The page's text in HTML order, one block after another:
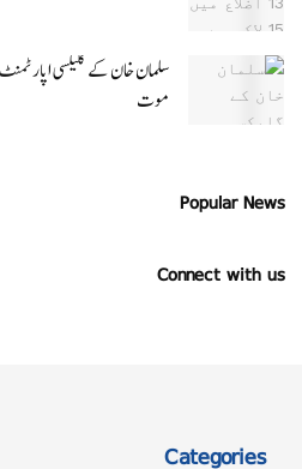
سلمان خان کے گلیکسی اپارٹمنٹ
موت
Popular News
Connect with us
Categories